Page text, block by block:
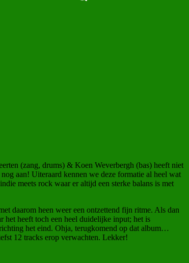
(zang, drums) & Koen Weverbergh (bas) heeft niet
aan! Uiteraard kennen we deze formatie al heel wat
meets rock waar er altijd een sterke balans is met
daarom heen weer een ontzettend fijn ritme. Als dan
het heeft toch een heel duidelijke input; het is
het eind. Ohja, terugkomend op dat album…
12 tracks erop verwachten. Lekker!